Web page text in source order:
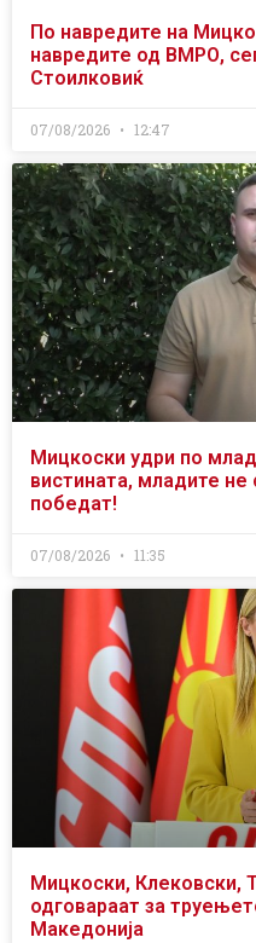
По навредите на
навредите од ВМРО,
Стоилковиќ
07/08/2026 12:47
Мицкоски удри по
вистината, младите
победат!
07/08/2026 11:35
Мицкоски, Клековски,
одговараат за
Македонија